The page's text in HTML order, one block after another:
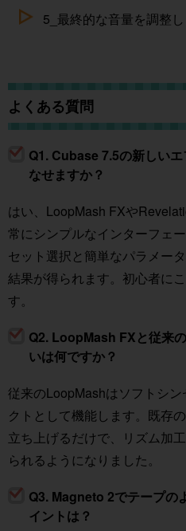
5_最終的な音量を調整
よくある質問
Q1. Cubase 7.5の新しい
なせますか？
はい、LoopMash FXや
常にシンプルなインターフェ
セット選択と簡単なパラメー
結果が得られます。初心者に
す。
Q2. LoopMash FXと従来
いは何ですか？
従来のLoopMashはソフトシ
クトとして機能します。既存
立ち上げるだけで、リズム加
られるようになりました。
Q3. Magneto 2でテープの
イントは？